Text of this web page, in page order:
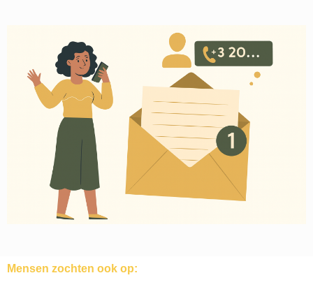
Mensen zochten ook op: